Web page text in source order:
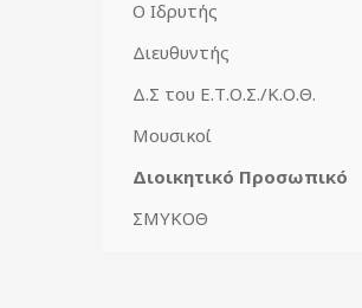
Ο Ιδρυτής
Διευθυντής
Δ.Σ του Ε.Τ.Ο.Σ./Κ.Ο.Θ.
Μουσικοί
Διοικητικό Προσωπικό
ΣΜΥΚΟΘ